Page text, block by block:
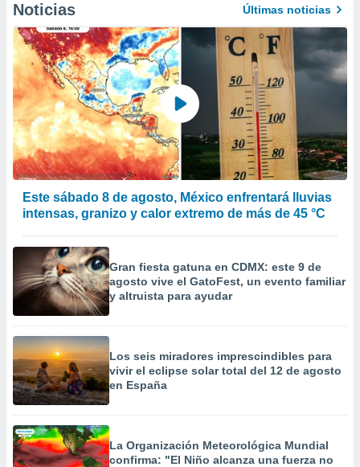
Noticias Últimas noticias
Este sábado 8 de agosto, México enfrentará lluvias
intensas, granizo y calor extremo de más de 45 °C
Gran fiesta gatuna en CDMX: este 9 de
agosto vive el GatoFest, un evento familiar
y altruista para ayudar
Los seis miradores imprescindibles para
vivir el eclipse solar total del 12 de agosto
en España
La Organización Meteorológica Mundial
confirma: "El Niño alcanza una fuerza no